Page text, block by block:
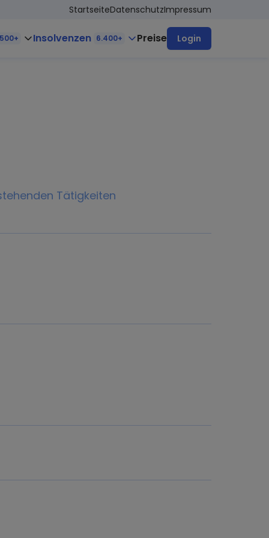
StartseiteDatenschutzImpressum
Insolvenzen 6.400+ Preise Login
Tätigkeiten